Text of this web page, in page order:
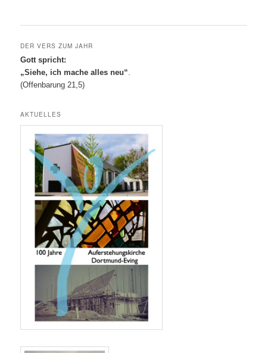
DER VERS ZUM JAHR
Gott spricht:
„Siehe, ich mache alles neu“
(Offenbarung 21,5)
AKTUELLES